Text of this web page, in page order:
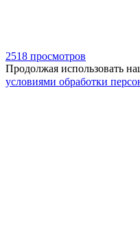
2518 просмотров
Продолжая использовать
условиями обработки